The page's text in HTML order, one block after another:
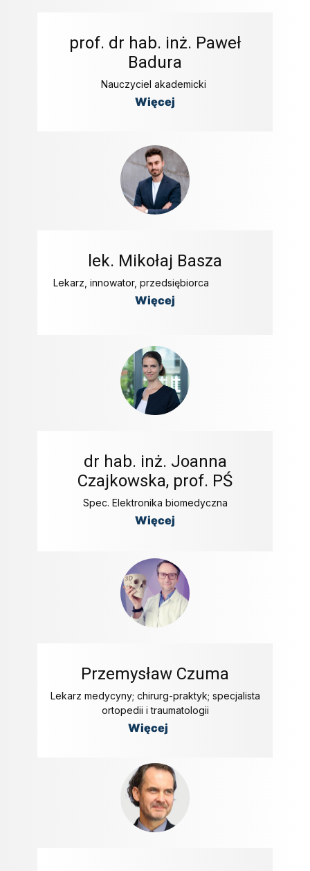
prof. dr hab. inż. Paweł
Badura
Nauczyciel akademicki
Więcej
lek. ​Mikołaj Basza
Lekarz, innowator, przedsiębiorca
Więcej
dr hab. inż. Joanna
Czajkowska, prof. PŚ
Spec. Elektronika biomedyczna
Więcej
Przemysław Czuma
Lekarz medycyny; chirurg-praktyk; specjalista
ortopedii i traumatologii
Więcej